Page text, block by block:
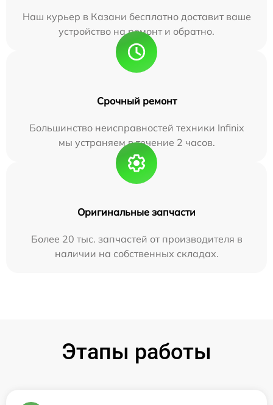
Наш курьер в Казани бесплатно доставит ваше
устройство на ремонт и обратно.
Срочный ремонт
Большинство неисправностей техники Infinix
мы устраняем в течение 2 часов.
Оригинальные запчасти
Более 20 тыс. запчастей от производителя в
наличии на собственных складах.
Этапы работы